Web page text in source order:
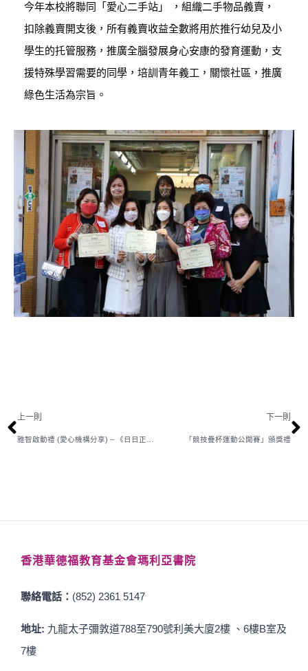
今年本校將聯同「愛心二手站」 ，組織二手物品義賣，
扣除義賣開支後，所有義賣收益全數將用於推行幼兒及小
學生的托管服務，推廣全腦發展身心安康的發育運動，支
援特殊學習需要的同學，培訓青年義工，關懷社區，推廣
綠色生活為宗旨。
上一則 下一則
「競技疊杯運動公開賽」頒獎禮
香港華德福教育基金會瑪利亞書院
聯絡電話： (852) 2361 5147
地址: 九龍太子彌敦道788至790號利美大廈2樓 、6樓B室及
7樓